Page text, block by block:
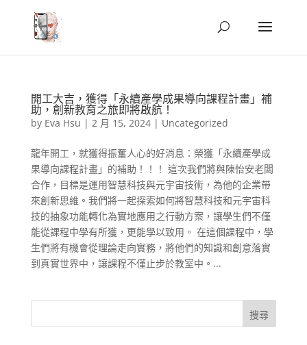
開工大吉，獲得「永續產學成果導向課程計畫」補
助，創新教育之旅即將啟航！
by Eva Hsu | 2 月 15, 2024| Uncategorized
龍年開工，就獲得振奮人心的好消息：榮獲「永續產學成
果導向課程計畫」的補助！！！ 這次我們將與陳怡安老闆
合作，目標是運用智慧科技與元宇宙技術，為他的企業帶
來創新思維。我們將一起探索如何將智慧科技和元宇宙科
技的抽象功能轉化為實地應用之行動方案，讓學生們不僅
能從課程中學有所獲，更能學以致用。 在這個課程中，學
生們將有機會從理論走向實務，將他們的知識和創意落實
到真實世界中，讓課程不僅止步於教室中。...